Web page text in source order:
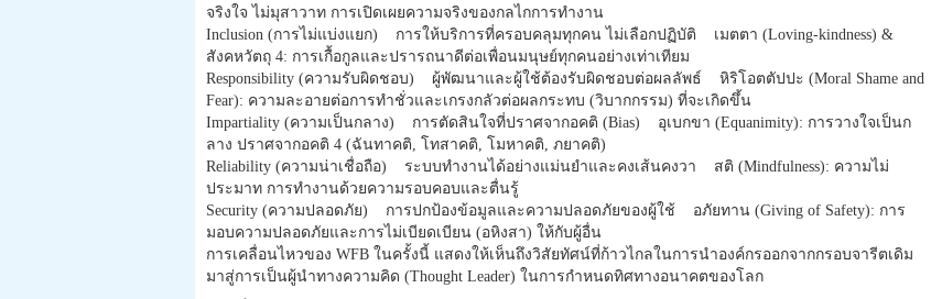
จริงใจ ไม่มุสาวาท การเปิดเผยความจริงของกลไกการทำงาน
Inclusion (การไม่แบ่งแยก) การให้บริการที่ครอบคลุมทุกคน ไม่เลือกปฏิบัติ เมตตา (Loving-kindness) &
สังคหวัตถุ 4: การเกื้อกูลและปรารถนาดีต่อเพื่อนมนุษย์ทุกคนอย่างเท่าเทียม
Responsibility (ความรับผิดชอบ) ผู้พัฒนาและผู้ใช้ต้องรับผิดชอบต่อผลลัพธ์ หิริโอตตัปปะ (Moral Shame and
Fear): ความละอายต่อการทำชั่วและเกรงกลัวต่อผลกระทบ (วิบากกรรม) ที่จะเกิดขึ้น
Impartiality (ความเป็นกลาง) การตัดสินใจที่ปราศจากอคติ (Bias) อุเบกขา (Equanimity): การวางใจเป็นก
ลาง ปราศจากอคติ 4 (ฉันทาคติ, โทสาคติ, โมหาคติ, ภยาคติ)
Reliability (ความน่าเชื่อถือ) ระบบทำงานได้อย่างแม่นยำและคงเส้นคงวา สติ (Mindfulness): ความไม่
ประมาท การทำงานด้วยความรอบคอบและตื่นรู้
Security (ความปลอดภัย) การปกป้องข้อมูลและความปลอดภัยของผู้ใช้ อภัยทาน (Giving of Safety): การ
มอบความปลอดภัยและการไม่เบียดเบียน (อหิงสา) ให้กับผู้อื่น
การเคลื่อนไหวของ WFB ในครั้งนี้ แสดงให้เห็นถึงวิสัยทัศน์ที่ก้าวไกลในการนำองค์กรออกจากกรอบจารีตเดิม
มาสู่การเป็นผู้นำทางความคิด (Thought Leader) ในการกำหนดทิศทางอนาคตของโลก